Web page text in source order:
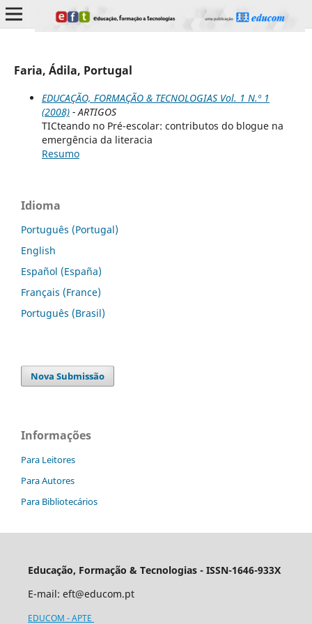
Faria, Ádila, Portugal
EDUCAÇÃO, FORMAÇÃO & TECNOLOGIAS Vol. 1 N.º 1
(2008)- ARTIGOS
TICteando no Pré-escolar: contributos do blogue na
emergência da literacia
Resumo
Idioma
Português (Portugal)
English
Español (España)
Français (France)
Português (Brasil)
Nova Submissão
Informações
Para Leitores
Para Autores
Para Bibliotecários
Educação, Formação & Tecnologias - ISSN-1646-933X
E-mail: eft@educom.pt
EDUCOM - APTE